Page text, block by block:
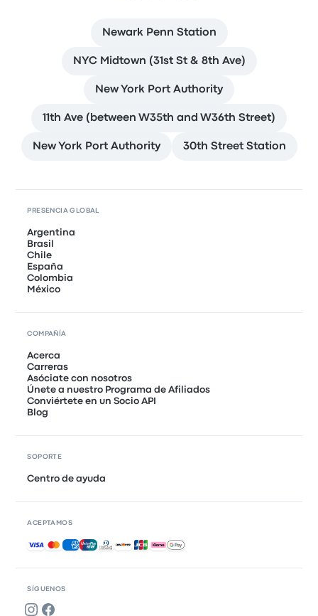
Newark Penn Station
NYC Midtown (31st St & 8th Ave)
New York Port Authority
11th Ave (between W35th and W36th Street)
New York Port Authority 30th Street Station
SÍGUENOS
PRESENCIA GLOBAL
Argentina
Brasil
Chile
España
Colombia
México
COMPAÑÍA
Acerca
Carreras
Asóciate con nosotros
Únete a nuestro Programa de Afiliados
Conviértete en un Socio API
Blog
SOPORTE
Centro de ayuda
ACEPTAMOS
Pagos aceptados